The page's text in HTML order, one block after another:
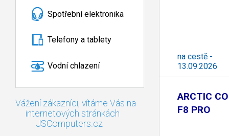
Spotřební elektronika
Telefony a tablety
Vodní chlazení
Vážení zákazníci, vítáme Vás na
internetových stránkách
JSComputers.cz
na cestě -
13.09.2026
ARCTIC
F8 PRO